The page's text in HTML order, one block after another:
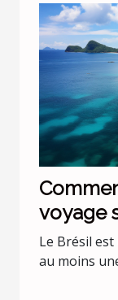
voyage
Le Brésil
au moins